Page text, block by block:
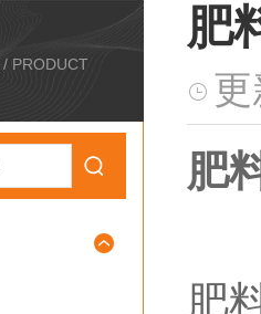
/ PRODUCT
肥
肥
肥